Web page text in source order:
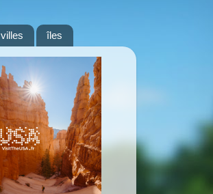
villes îles